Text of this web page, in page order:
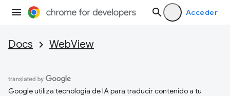
Acceder
Docs WebView
Google utiliza tecnología de IA para traducir contenido a tu